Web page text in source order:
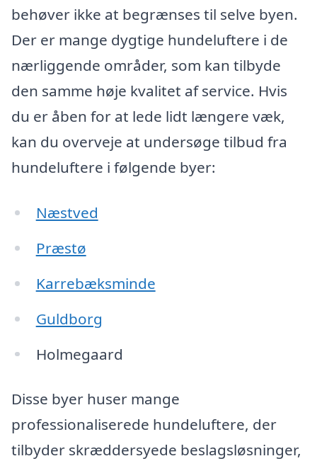
behøver ikke at begrænses til selve byen.
Der er mange dygtige hundeluftere i de
nærliggende områder, som kan tilbyde
den samme høje kvalitet af service. Hvis
du er åben for at lede lidt længere væk,
kan du overveje at undersøge tilbud fra
hundeluftere i følgende byer:
Næstved
Præstø
Karrebæksminde
Guldborg
Holmegaard
Disse byer huser mange
professionaliserede hundeluftere, der
tilbyder skræddersyede beslagsløsninger,